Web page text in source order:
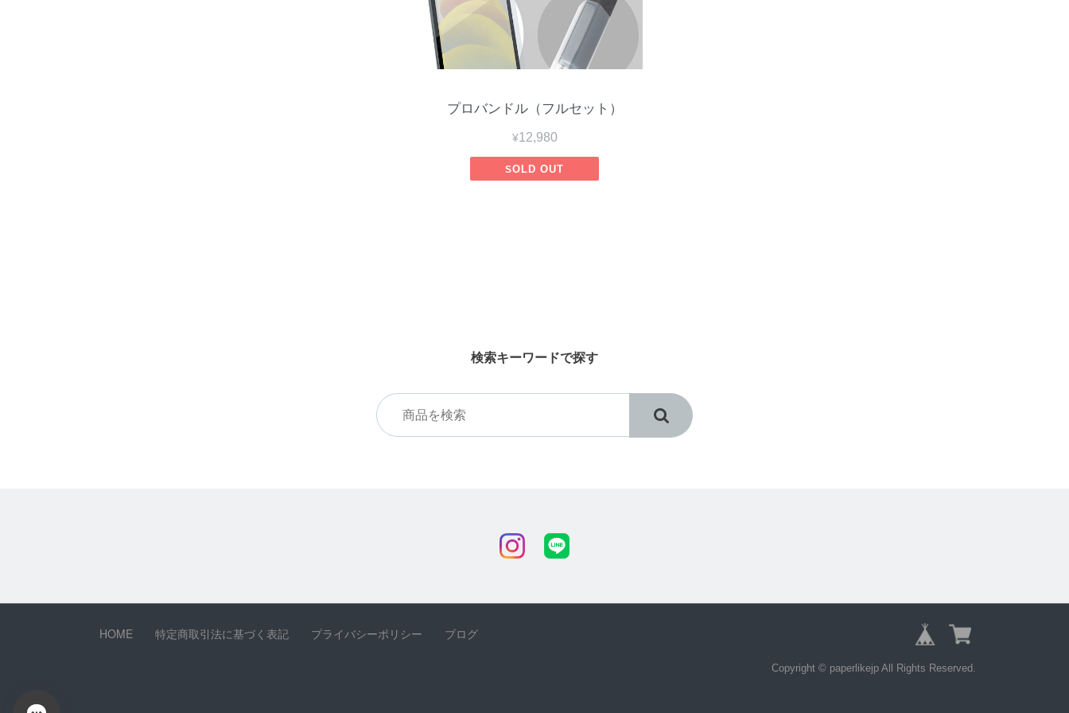
プロバンドル（フルセット）
¥12,980
SOLD OUT
検索キーワードで探す
HOME 特定商取引法に基づく表記 プライバシーポリシー ブログ
Copyright © paperlikejp All Rights Reserved.